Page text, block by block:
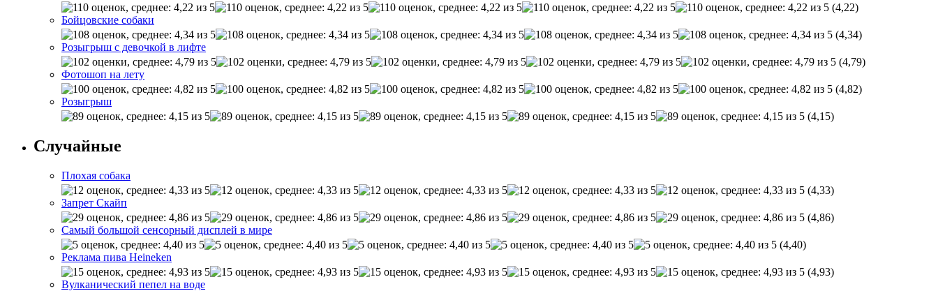
(4,22)
Бойцовские собаки
(4,34)
Розыгрыш с девочкой в лифте
(4,79)
Фотошоп на лету
(4,82)
Розыгрыш
(4,15)
Случайные
Плохая собака
(4,33)
Запрет Скайп
(4,86)
Самый большой сенсорный дисплей в мире
(4,40)
Реклама пива Heineken
(4,93)
Вулканический пепел на воде